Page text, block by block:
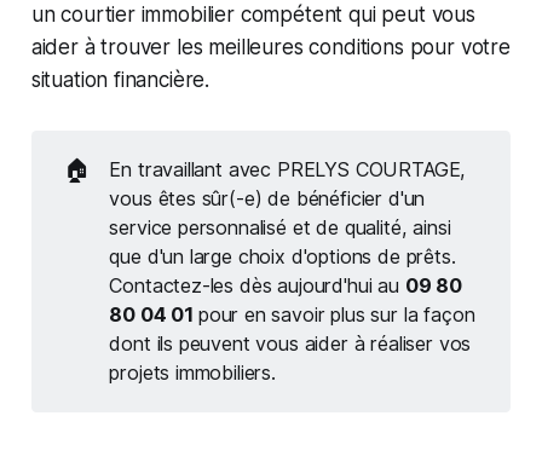
un courtier immobilier compétent qui peut vous
aider à trouver les meilleures conditions pour votre
situation financière.
🏠
En travaillant avec PRELYS COURTAGE,
vous êtes sûr(-e) de bénéficier d'un
service personnalisé et de qualité, ainsi
que d'un large choix d'options de prêts.
Contactez-les dès aujourd'hui au 09 80
80 04 01 pour en savoir plus sur la façon
dont ils peuvent vous aider à réaliser vos
projets immobiliers.